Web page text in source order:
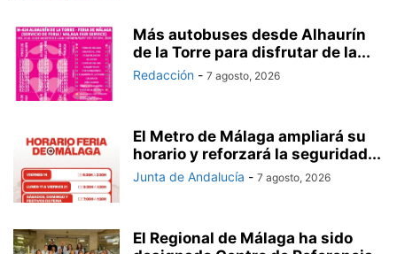
Más autobuses desde Alhaurín
de la Torre para disfrutar de la...
Redacción - 7 agosto, 2026
El Metro de Málaga ampliará su
horario y reforzará la seguridad...
Junta de Andalucía - 7 agosto, 2026
El Regional de Málaga ha sido